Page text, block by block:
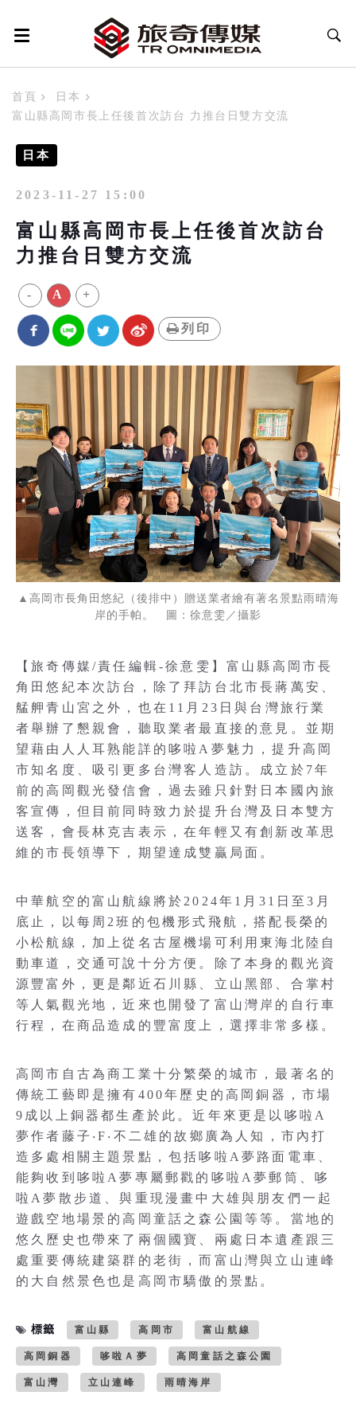
首頁
日本
富山縣高岡市長上任後首次訪台 力推台日雙方交流
日本
2023-11-27 15:00
富山縣高岡市長上任後首次訪台
力推台日雙方交流
- A +
列印
▲高岡市長角田悠紀（後排中）贈送業者繪有著名景點雨晴海
岸的手帕。 圖：徐意雯／攝影
【旅奇傳媒/責任編輯-徐意雯】富山縣高岡市長
角田悠紀本次訪台，除了拜訪台北市長蔣萬安、
艋舺青山宮之外，也在11月23日與台灣旅行業
者舉辦了懇親會，聽取業者最直接的意見。並期
望藉由人人耳熟能詳的哆啦A夢魅力，提升高岡
市知名度、吸引更多台灣客人造訪。成立於7年
前的高岡觀光發信會，過去雖只針對日本國內旅
客宣傳，但目前同時致力於提升台灣及日本雙方
送客，會長林克吉表示，在年輕又有創新改革思
維的市長領導下，期望達成雙贏局面。
中華航空的富山航線將於2024年1月31日至3月
底止，以每周2班的包機形式飛航，搭配長榮的
小松航線，加上從名古屋機場可利用東海北陸自
動車道，交通可說十分方便。除了本身的觀光資
源豐富外，更是鄰近石川縣、立山黑部、合掌村
等人氣觀光地，近來也開發了富山灣岸的自行車
行程，在商品造成的豐富度上，選擇非常多樣。
高岡市自古為商工業十分繁榮的城市，最著名的
傳統工藝即是擁有400年歷史的高岡銅器，市場
9成以上銅器都生產於此。近年來更是以哆啦A
夢作者藤子‧F‧不二雄的故鄉廣為人知，市內打
造多處相關主題景點，包括哆啦A夢路面電車、
能夠收到哆啦A夢專屬郵戳的哆啦A夢郵筒、哆
啦A夢散步道、與重現漫畫中大雄與朋友們一起
遊戲空地場景的高岡童話之森公園等等。當地的
悠久歷史也帶來了兩個國寶、兩處日本遺產跟三
處重要傳統建築群的老街，而富山灣與立山連峰
的大自然景色也是高岡市驕傲的景點。
標籤 富山縣 高岡市 富山航線
高岡銅器 哆啦Ａ夢 高岡童話之森公園
富山灣 立山連峰 雨晴海岸